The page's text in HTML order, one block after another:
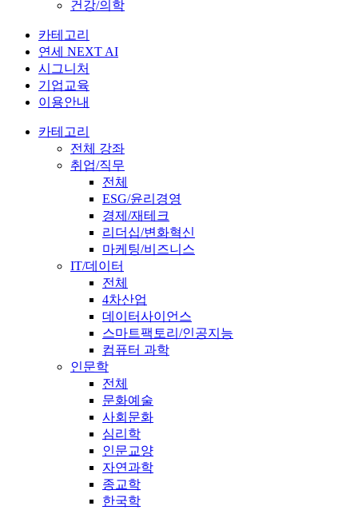
건강/의학
카테고리
연세 NEXT AI
시그니처
기업교육
이용안내
카테고리
전체 강좌
취업/직무
전체
ESG/윤리경영
경제/재테크
리더십/변화혁신
마케팅/비즈니스
IT/데이터
전체
4차산업
데이터사이언스
스마트팩토리/인공지능
컴퓨터 과학
인문학
전체
문화예술
사회문화
심리학
인문교양
자연과학
종교학
한국학